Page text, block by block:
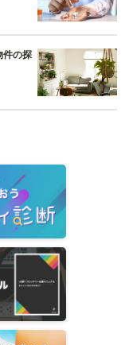
件の探